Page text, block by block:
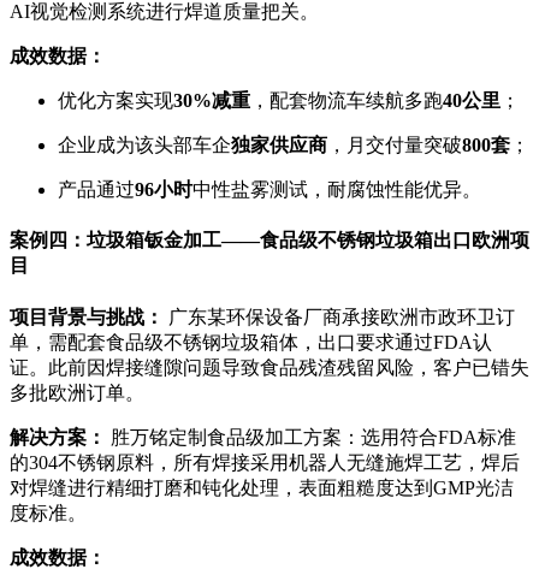
AI视觉检测系统进行焊道质量把关。
成效数据：
优化方案实现30%减重 ，配套物流车续航多跑40公里 ；
企业成为该头部车企独家供应商 ，月交付量突破800套 ；
产品通过96小时中性盐雾测试，耐腐蚀性能优异。
案例四：垃圾箱钣金加工——食品级不锈钢垃圾箱出口欧洲项
目
项目背景与挑战：
广东某环保设备厂商承接欧洲市政环卫订
单，需配套食品级不锈钢垃圾箱体，出口要求通过FDA认
证。此前因焊接缝隙问题导致食品残渣残留风险，客户已错失
多批欧洲订单。
解决方案：
胜万铭定制食品级加工方案：选用符合FDA标准
的304不锈钢原料，所有焊接采用机器人无缝施焊工艺，焊后
对焊缝进行精细打磨和钝化处理，表面粗糙度达到GMP光洁
度标准。
成效数据：